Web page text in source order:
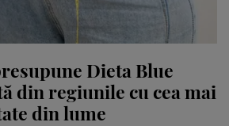
Dieta Blue
din regiunile cu cea mai
din lume